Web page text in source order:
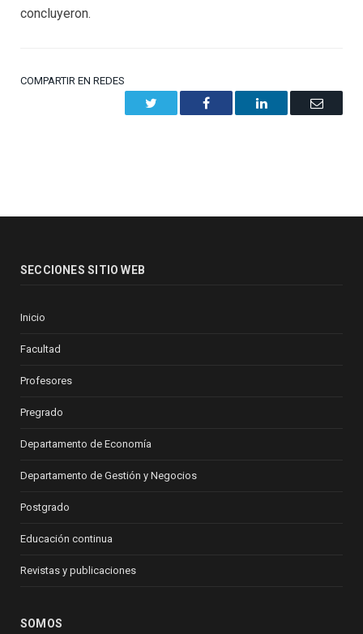
concluyeron.
COMPARTIR EN REDES
Facebook LinkedIn Email
SECCIONES SITIO WEB
Inicio
Facultad
Profesores
Pregrado
Departamento de Economía
Departamento de Gestión y Negocios
Postgrado
Educación continua
Revistas y publicaciones
SOMOS